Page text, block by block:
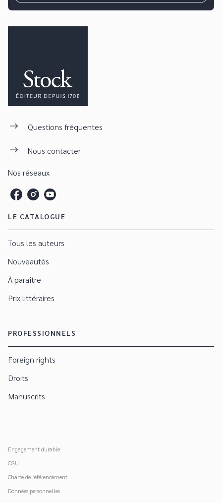
Questions fréquentes
Nous contacter
Nos réseaux
LE CATALOGUE
Tous les auteurs
Nouveautés
À paraître
Prix littéraires
PROFESSIONNELS
Foreign rights
Droits
Manuscrits
Engagement durable
CGU
Charte de référencement
Données personnelles